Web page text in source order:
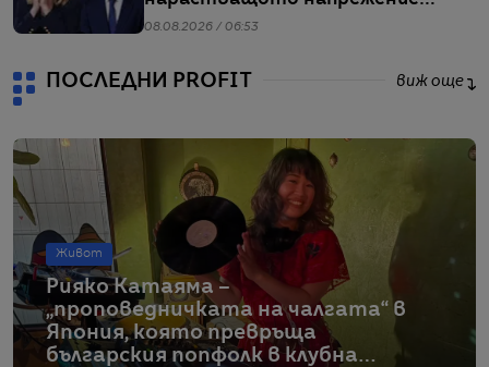
заради мигрантите
08.08.2026 / 06:53
ПОСЛЕДНИ PROFIT виж още
Живот
Рияко Катаяма –
„проповедничката на чалгата“ в
Япония, която превръща
българския попфолк в клубна